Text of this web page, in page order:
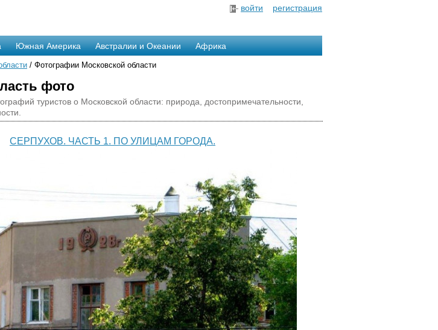
войти регистрация
Южная Америка Австралии и Океании Африка
/ Фотографии Московской области
фото
туристов о Московской области: природа, достопримечательности,
СЕРПУХОВ. ЧАСТЬ 1. ПО УЛИЦАМ ГОРОДА.